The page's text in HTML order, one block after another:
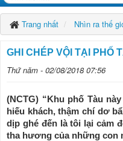
Trang nhất Nhìn ra thế
GHI CHÉP VỘI TẠI PHỐ
Thứ năm - 02/08/2018 07:56
(NCTG) “Khu phố Tàu
hiếu khách, thậm chí dơ
dịp ghé đến là tôi lại cảm
tha hương của những con